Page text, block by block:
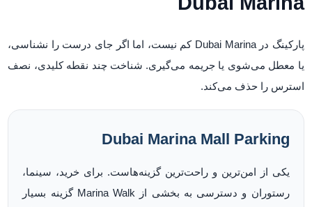
پارکینگ در Dubai Marina کم نیست، اما اگر جای درست را نشناسی،
یا معطل می‌شوی یا جریمه می‌گیری. شناخت چند نقطه کلیدی، نصف
استرس را حذف می‌کند.
Dubai Marina Mall Parking
یکی از امن‌ترین و راحت‌ترین گزینه‌هاست. برای خرید، سینما،
رستوران و دسترسی به بخشی از Marina Walk گزینه بسیار